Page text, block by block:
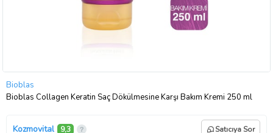
Bioblas
Bioblas Collagen Keratin Saç Dökülmesine Karşı Bakım Kremi 250 ml
Kozmovital 9,3 Satıcıya Sor